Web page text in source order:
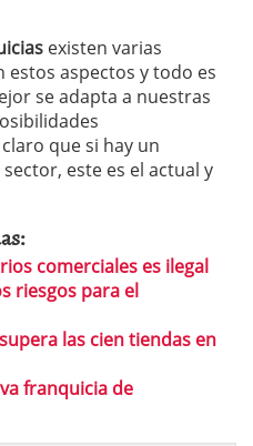
existen varias
estos aspectos y todo es
se adapta a nuestras
que si hay un
este es el actual y
comerciales es ilegal
riesgos para el
las cien tiendas en
franquicia de